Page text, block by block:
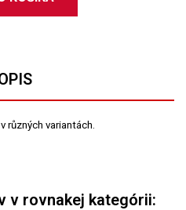
různých variantách.
v rovnakej kategórii: